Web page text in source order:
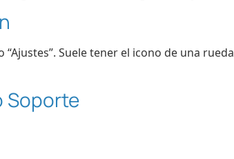
Suele tener el icono de una rueda
Soporte